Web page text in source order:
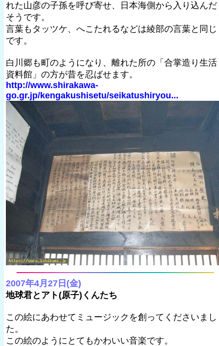
れた山彦の子孫を呼び寄せ、日本海側から入り込んだ
そうです。
言葉もタッツケ、へこたれるなどは綾部の言葉と同じ
です。
白川郷も町のようになり、離れた所の「合掌造り生活
資料館」の方が昔を忍ばせます。
http://www.shirakawa-
go.gr.jp/kengakushisetu/seikatushiryou...
2007年4月27日(金)
地球君とアト(原子)くんたち
この絵にあわせてミュージックを創ってくださいまし
た。
この絵のようにとてもかわいい音楽です。